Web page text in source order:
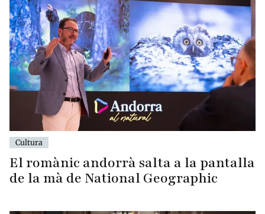
Cultura
El romànic andorrà salta a la pantalla
de la mà de National Geographic